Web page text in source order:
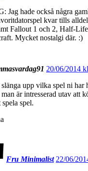
Jag hade också några
kvar tills
Fallout 1 och 2, Half-
Mycket nostalgi där. :)
20/06/2014
upp vilka spel ni har
är intresserad utav att
spel.
Fru Minimalist 22/06/